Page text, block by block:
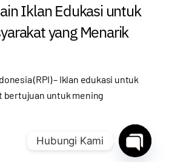
Iklan Edukasi untuk
yang Menarik
(RPI) – Iklan edukasi untuk
bertujuan untuk mening
Hubungi Kami